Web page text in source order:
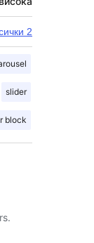
2
slider
block